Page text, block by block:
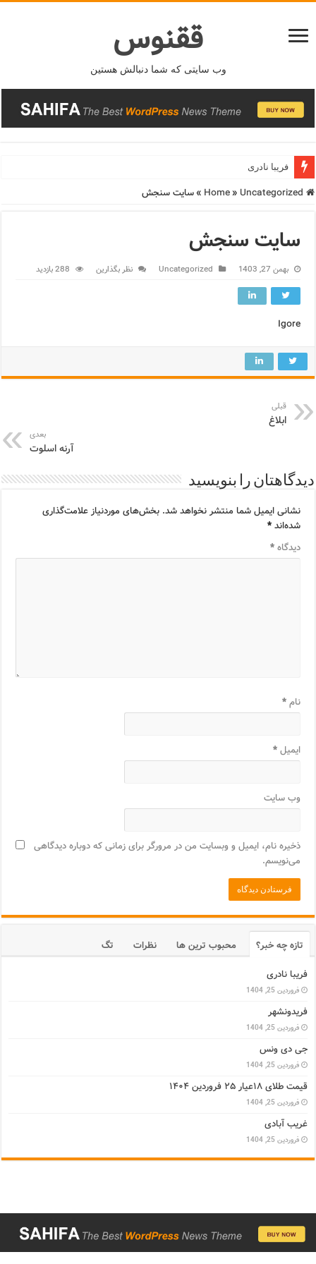
ققنوس
وب سایتی که شما دنبالش هستین
فریبا نادری
» Uncategorized
»سایت سنجش
سایت سنجش
بهمن 27, 1403 Uncategorized نظر بگذارین 288 بازدید
Igore
قبلی
ابلاغ
بعدی
آرنه اسلوت
دیدگاهتان را بنویسید
نشانی ایمیل شما منتشر نخواهد شد. بخش‌های موردنیاز علامت‌گذاری
شده‌اند*
دیدگاه*
نام*
ایمیل*
وب‌ سایت
ذخیره نام، ایمیل و وبسایت من در مرورگر برای زمانی که دوباره دیدگاهی
می‌نویسم.
تازه چه خبر؟ محبوب ترین ها نظرات
تگ
فریبا نادری
فروردین 25, 1404
فریدونشهر
فروردین 25, 1404
جی دی ونس
فروردین 25, 1404
قیمت طلای ۱۸عیار ۲۵ فروردین ۱۴۰۴
فروردین 25, 1404
غریب آبادی
فروردین 25, 1404